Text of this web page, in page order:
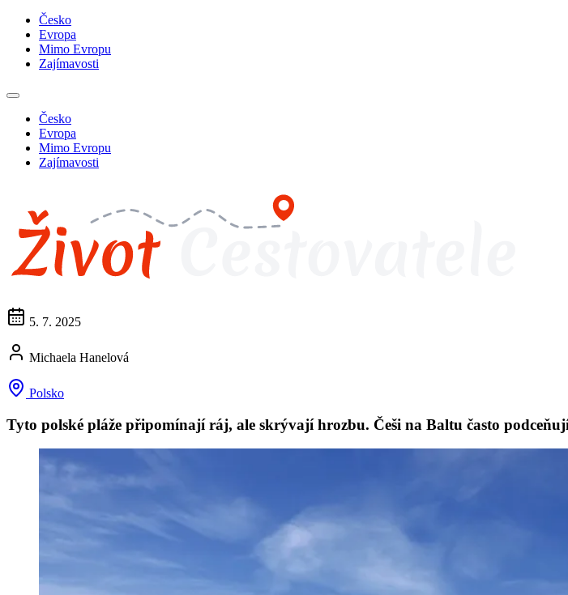
Česko
Evropa
Mimo Evropu
Zajímavosti
Česko
Evropa
Mimo Evropu
Zajímavosti
5. 7. 2025
Michaela Hanelová
Polsko
Tyto polské pláže připomínají ráj, ale skrývají hrozbu. Češi na Baltu často